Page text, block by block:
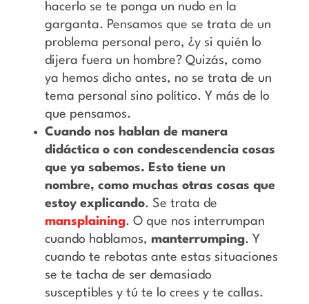
hacerlo se te ponga un nudo en la
garganta. Pensamos que se trata de un
problema personal pero, ¿y si quién lo
dijera fuera un hombre? Quizás, como
ya hemos dicho antes, no se trata de un
tema personal sino político. Y más de lo
que pensamos.
Cuando nos hablan de manera
didáctica o con condescendencia cosas
que ya sabemos. Esto tiene un
nombre, como muchas otras cosas que
estoy explicando. Se trata de
mansplaining. O que nos interrumpan
cuando hablamos, manterrumping. Y
cuando te rebotas ante estas situaciones
se te tacha de ser demasiado
susceptibles y tú te lo crees y te callas.